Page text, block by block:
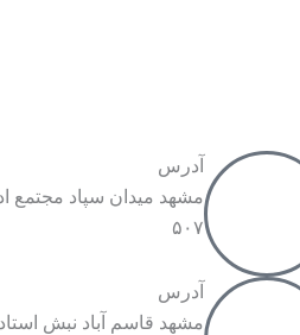
آدرس
مشهد میدان سپاد مجتمع
۵۰۷
آدرس
مشهد قاسم آباد نبش استاد یوسفی